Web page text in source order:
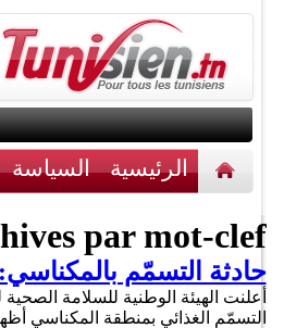
الرئيسية السياسة
أخبار مختلفة
par mot-clef :
حادثة التسمّم
أعلنت الهيئة الوطنية للسلامة
التسمّم الغذائي بمنطقة المكناسي